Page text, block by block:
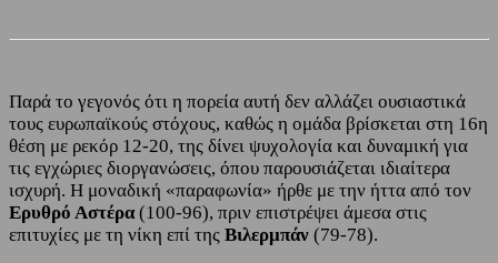
Παρά το γεγονός ότι η πορεία αυτή δεν αλλάζει ουσιαστικά
τους ευρωπαϊκούς στόχους, καθώς η ομάδα βρίσκεται στη 16η
θέση με ρεκόρ 12-20, της δίνει ψυχολογία και δυναμική για
τις εγχώριες διοργανώσεις, όπου παρουσιάζεται ιδιαίτερα
ισχυρή. Η μοναδική «παραφωνία» ήρθε με την ήττα από τον
Ερυθρό Αστέρα(100-96), πριν επιστρέψει άμεσα στις
επιτυχίες με τη νίκη επί της Βιλερμπάν (79-78).